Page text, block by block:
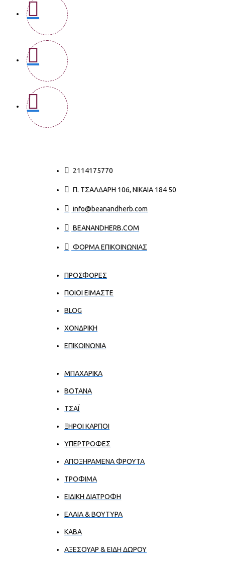
2114175770
Π. ΤΣΑΛΔΆΡΗ 106, ΝΊΚΑΙΑ 184 50
info@beanandherb.com
BEANANDHERB.COM
ΦΟΡΜΑ ΕΠΙΚΟΙΝΩΝΙΑΣ
ΠΡΟΣΦΟΡΕΣ
ΠΟΙΟΙ ΕΊΜΑΣΤΕ
BLOG
ΧΟΝΔΡΙΚΉ
ΕΠΙΚΟΙΝΩΝΊΑ
ΜΠΑΧΑΡΙΚΑ
ΒΟΤΑΝΑ
ΤΣΑΪ
ΞΗΡΟΙ ΚΑΡΠΟΙ
ΥΠΕΡΤΡΟΦΕΣ
ΑΠΟΞΗΡΑΜΕΝΑ ΦΡΟΥΤΑ
ΤΡΟΦΙΜΑ
ΕΙΔΙΚΗ ΔΙΑΤΡΟΦΗ
ΕΛΑΙΑ & ΒΟΥΤΥΡΑ
ΚΑΒΑ
ΑΞΕΣΟΥΑΡ & ΕΙΔΗ ΔΩΡΟΥ